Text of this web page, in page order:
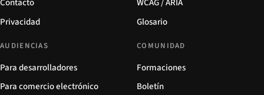
Contacto
Privacidad
WCAG / ARIA
Glosario
AUDIENCIAS
Para desarrolladores
Para comercio electrónico
COMUNIDAD
Formaciones
Boletín